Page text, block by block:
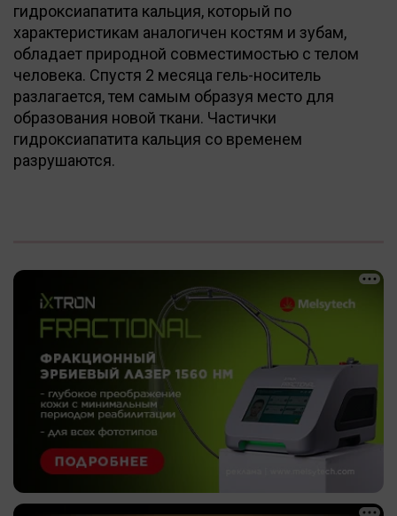
гидроксиапатита кальция, который по
характеристикам аналогичен костям и зубам,
обладает природной совместимостью с телом
человека. Спустя 2 месяца гель-носитель
разлагается, тем самым образуя место для
образования новой ткани. Частички
гидроксиапатита кальция со временем
разрушаются.